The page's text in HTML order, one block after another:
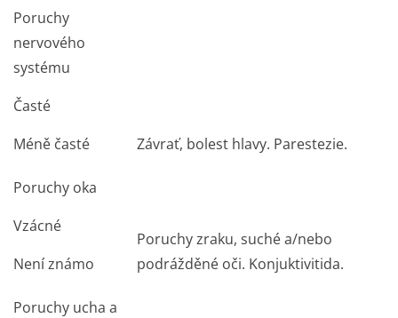
Poruchy
nervového
systému
Časté
Méně časté
Závrať, bolest hlavy. Parestezie.
Poruchy oka
Vzácné
Není známo
Poruchy zraku, suché a/nebo
podrážděné oči. Konjuktivitida.
Poruchy ucha a